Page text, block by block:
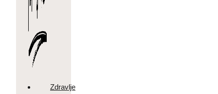
Zdravlje